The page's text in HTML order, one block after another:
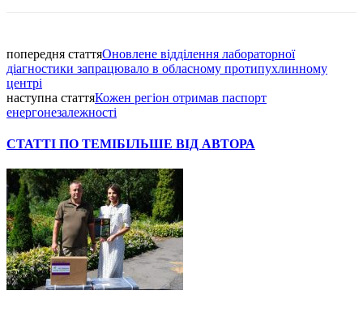
попередня статтяОновлене відділення лабораторної
діагностики запрацювало в обласному протипухлинному
центрі
наступна статтяКожен регіон отримав паспорт
енергонезалежності
СТАТТІ ПО ТЕМІБІЛЬШЕ ВІД АВТОРА